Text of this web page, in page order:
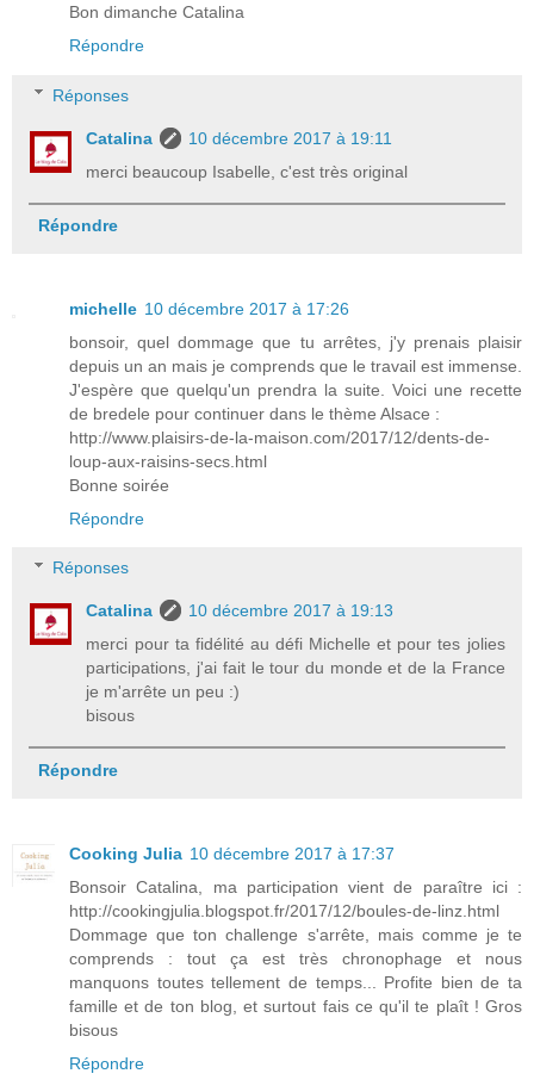
Bon dimanche Catalina
Répondre
Réponses
Catalina
10 décembre 2017 à 19:11
merci beaucoup Isabelle, c'est très original
Répondre
michelle 10 décembre 2017 à 17:26
bonsoir, quel dommage que tu arrêtes, j'y prenais plaisir
depuis un an mais je comprends que le travail est immense.
J'espère que quelqu'un prendra la suite. Voici une recette
de bredele pour continuer dans le thème Alsace :
http://www.plaisirs-de-la-maison.com/2017/12/dents-de-
loup-aux-raisins-secs.html
Bonne soirée
Répondre
Réponses
Catalina
10 décembre 2017 à 19:13
merci pour ta fidélité au défi Michelle et pour tes jolies
participations, j'ai fait le tour du monde et de la France
je m'arrête un peu :)
bisous
Répondre
Cooking Julia 10 décembre 2017 à 17:37
Bonsoir Catalina, ma participation vient de paraître ici :
http://cookingjulia.blogspot.fr/2017/12/boules-de-linz.html
Dommage que ton challenge s'arrête, mais comme je te
comprends : tout ça est très chronophage et nous
manquons toutes tellement de temps... Profite bien de ta
famille et de ton blog, et surtout fais ce qu'il te plaît ! Gros
bisous
Répondre